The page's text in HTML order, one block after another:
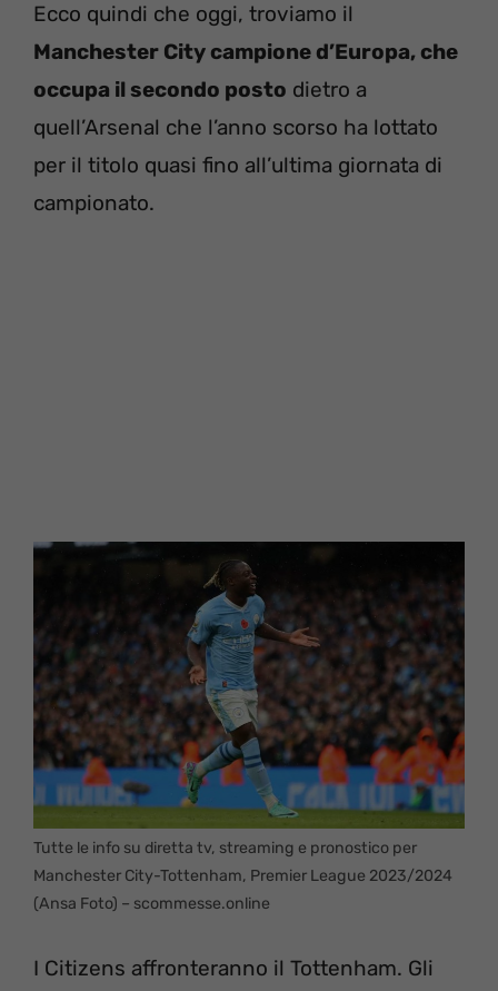
Ecco quindi che oggi, troviamo il
Manchester City campione d’Europa, che
occupa il secondo posto dietro a
quell’Arsenal che l’anno scorso ha lottato
per il titolo quasi fino all’ultima giornata di
campionato.
Tutte le info su diretta tv, streaming e pronostico per
Manchester City-Tottenham, Premier League 2023/2024
(Ansa Foto) – scommesse.online
I Citizens affronteranno il Tottenham. Gli